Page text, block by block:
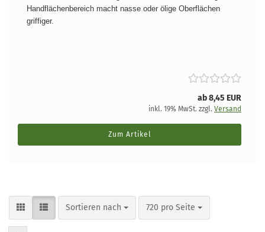
Handflächenbereich macht nasse oder ölige Oberflächen
griffiger.
ab 8,45 EUR
inkl. 19% MwSt. zzgl. Versand
Zum Artikel
Sortieren nach
Sortieren nach 720 pro Seite
pro Seite